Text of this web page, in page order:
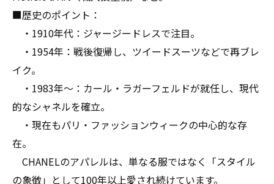
■歴史のポイント：
・1910年代：ジャージードレスで注目。
・1954年：戦後復帰し、ツイードスーツなどで再ブレ
イク。
・1983年〜：カール・ラガーフェルドが就任し、現代
的なシャネルを確立。
・現在もパリ・ファッションウィークの中心的な存
在。
CHANELのアパレルは、単なる服ではなく「スタイル
の象徴」として100年以上愛され続けています。